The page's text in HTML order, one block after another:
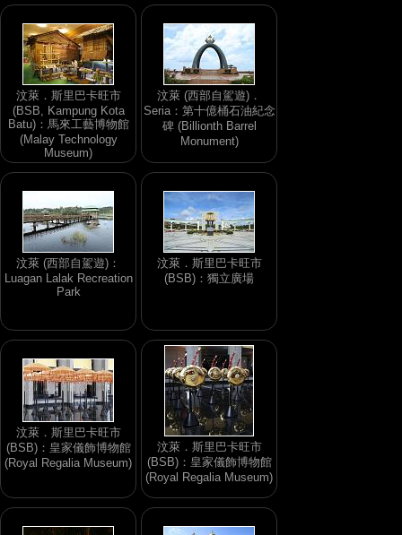
汶萊．斯里巴卡旺市
(BSB, Kampung Kota
Batu)：馬來工藝博物館
(Malay Technology
Museum)
汶萊 (西部自駕遊)．
Seria：第十億桶石油紀念
碑 (Billionth Barrel
Monument)
汶萊 (西部自駕遊)：
Luagan Lalak Recreation
Park
汶萊．斯里巴卡旺市
(BSB)：獨立廣場
汶萊．斯里巴卡旺市
(BSB)：皇家儀飾博物館
(Royal Regalia Museum)
汶萊．斯里巴卡旺市
(BSB)：皇家儀飾博物館
(Royal Regalia Museum)